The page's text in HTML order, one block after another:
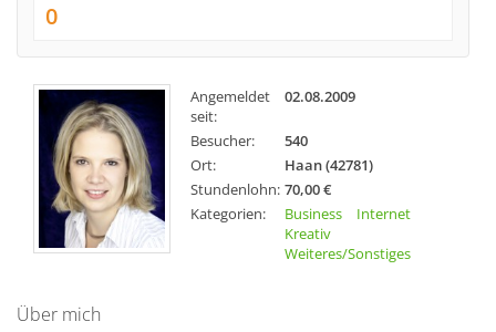
0
Angemeldet
seit:
02.08.2009
Besucher:
540
Ort:
Haan (42781)
Stundenlohn: 70,00 €
Kategorien:
Business
Internet
Kreativ
Weiteres/Sonstiges
Über mich